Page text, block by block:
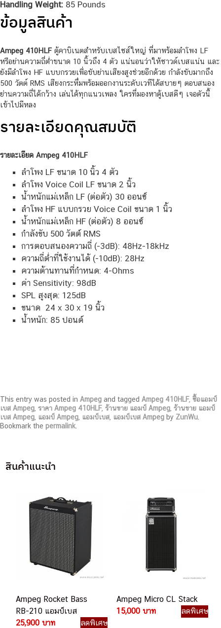
Handling Weight: 85 Pounds
ข้อมูลสินค้า
Ampeg 410HLF ตู้คาบิเนตสำหรับเบสไซส์ใหญ่ ที่มาพร้อมลำโพง LF
หรือย่านความถี่ต่ำขนาด 10 นิ้วถึง 4 ตัว แน่นอนว่าให้ซาวด์เบสแน่น และ
ยังมีลำโพง HF แบบกรวยเพื่อขับย่านเสียงสูงช่วยอีกด้วย กำลังขับมากถึง
500 วัตต์ RMS เสียงกระหึ่มพร้อมออกงานระดับเวทีได้สบายๆ ตอบสนอง
ย่านความถี่ได้กว้าง เล่นได้ทุกแนวเพลง ใครที่มองหาตู้เบสดีๆ เจอตัวนี้
เข้าไปมีหลง
รายละเอียดคุณสมบัติ
รายละเอียด Ampeg 410HLF
ลำโพง LF ขนาด 10 นิ้ว 4 ตัว
ลำโพง Voice Coil LF ขนาด 2 นิ้ว
น้ำหนักแม่เหล็ก LF (ต่อตัว) 30 ออนซ์
ลำโพง HF แบบกรวย Voice Coil ขนาด 1 นิ้ว
น้ำหนักแม่เหล็ก HF (ต่อตัว) 8 ออนซ์
กำลังขับ 500 วัตต์ RMS
การตอบสนองความถี่ (-3dB): 48Hz-18kHz
ความถี่ต่ำที่ใช้งานได้ (-10dB): 28Hz
ความต้านทานที่กำหนด: 4-Ohms
ค่า Sensitivity: 98dB
SPL สูงสุด: 125dB
ขนาด 24 x 30 x 19 นิ้ว
น้ำหนัก: 85 ปอนด์
This entry was posted in Ampeg and tagged Ampeg 410HLF, ซื้อแอมป์
เบส Ampeg ราคา Ampeg 410HLF, ร้านขาย แอมป์ Ampeg ร้านขาย แอมป์
เบส Ampeg แอมป์ Ampeg แอมป์เบส แอมป์เบส Ampeg by ZunWu
Bookmark the permalink
สินค้าแนะนำ
Ampeg Rocket Bass
RB-210 แอมป์เบส
25,900 บาท
ลดพิเศษ
Ampeg Micro CL Stack
15,000 บาท
ลดพิเศษ